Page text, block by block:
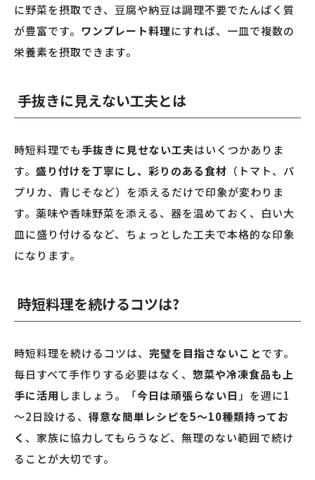
に野菜を摂取でき、豆腐や納豆は調理不要でたんぱく質
が豊富です。 ワンプレート料理にすれば、一皿で複数の
栄養素を摂取できます。
手抜きに見えない工夫とは
時短料理でも手抜きに見せない工夫はいくつかありま
す。 盛り付けを丁寧にし、彩りのある食材 （トマト、パ
プリカ、青じそなど）を添えるだけで印象が変わりま
す。薬味や香味野菜を添える、器を温めておく、白い大
皿に盛り付けるなど、ちょっとした工夫で本格的な印象
になります。
時短料理を続けるコツは?
時短料理を続けるコツは、 完璧を目指さないことです。
毎日すべて手作りする必要はなく、 惣菜や冷凍食品も上
手に活用 しましょう。「今日は頑張らない日」を週に1
～2日設ける、 得意な簡単レシピを5～10種類持ってお
く 、家族に協力してもらうなど、無理のない範囲で続け
ることが大切です。